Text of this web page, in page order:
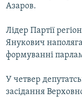
Азаров.
Лідер Партії
Янукович
формуванні
У четвер
засідання